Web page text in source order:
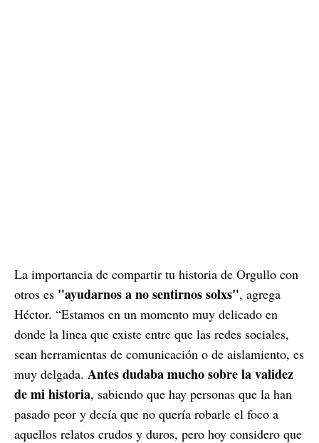
La importancia de compartir tu historia de Orgullo con
otros es "ayudarnos a no sentirnos solxs", agrega
Héctor. “Estamos en un momento muy delicado en
donde la linea que existe entre que las redes sociales,
sean herramientas de comunicación o de aislamiento, es
muy delgada. Antes dudaba mucho sobre la validez
de mi historia, sabiendo que hay personas que la han
pasado peor y decía que no quería robarle el foco a
aquellos relatos crudos y duros, pero hoy considero que